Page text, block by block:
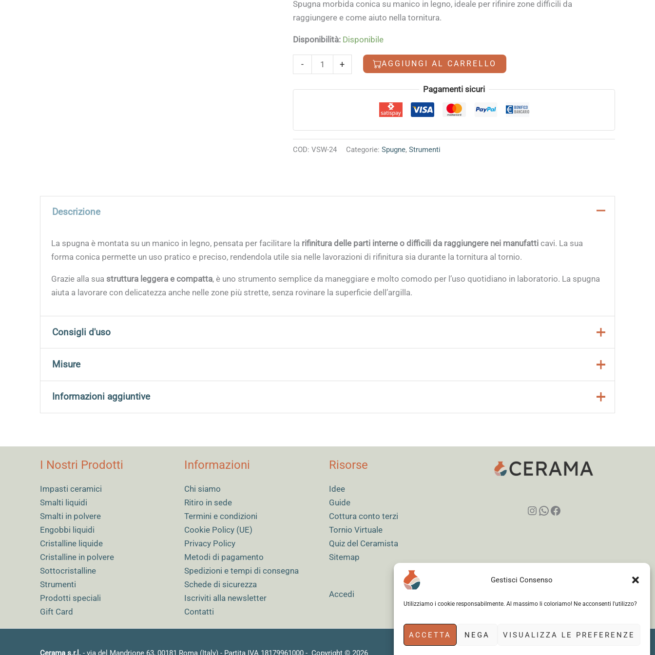
Gestisci Consenso
Utilizziamo i cookie responsabilmente. Al massimo li coloriamo! Ne acconsenti l'utilizzo?
ACCETTA NEGA VISUALIZZA LE PREFERENZE
Spugna morbida conica su manico in legno, ideale per rifinire zone difficili da
raggiungere e come aiuto nella tornitura.
Disponibilità: Disponibile
-
conica
quantità
+ AGGIUNGI AL CARRELLO
Pagamenti sicuri
COD:VSW-24 Categorie:Spugne,Strumenti
Descrizione
La spugna è montata su un manico in legno, pensata per facilitare la rifinitura delle parti interne o difficili da raggiungere nei manufatti cavi. La sua
forma conica permette un uso pratico e preciso, rendendola utile sia nelle lavorazioni di rifinitura sia durante la tornitura al tornio.
Grazie alla sua struttura leggera e compatta, è uno strumento semplice da maneggiare e molto comodo per l’uso quotidiano in laboratorio. La spugna
aiuta a lavorare con delicatezza anche nelle zone più strette, senza rovinare la superficie dell’argilla.
Consigli d'uso
Utilizzare per rifinire l’interno di vasi, recipienti e forme cave;
Può essere usata come aiuto durante la tornitura al tornio;
Dopo l’uso, risciacquare bene la spugna per mantenerla morbida e pulita;
Misure
Dimensione spugna: 3 cm, lunghezza 9 cm;
Informazioni aggiuntive
I Nostri Prodotti
Impasti ceramici
Smalti liquidi
Smalti in polvere
Engobbi liquidi
Cristalline liquide
Cristalline in polvere
Sottocristalline
Strumenti
Prodotti speciali
Gift Card
Informazioni
Chi siamo
Ritiro in sede
Termini e condizioni
Cookie Policy (UE)
Privacy Policy
Metodi di pagamento
Spedizioni e tempi di consegna
Schede di sicurezza
Iscriviti alla newsletter
Contatti
Risorse
Idee
Guide
Cottura conto terzi
Tornio Virtuale
Quiz del Ceramista
Sitemap
Accedi
Instagram
WhatsApp
Facebook
Cerama s.r.l. - via del Mandrione 63, 00181 Roma (Italy) - Partita IVA 18179961000 - Copyright © 2026